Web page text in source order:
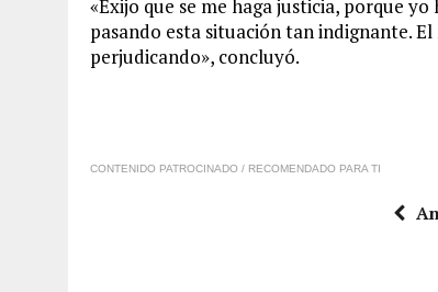
«Exijo que se me haga justicia, porque
pasando esta situación tan indignante.
perjudicando», concluyó.
CONTENIDO PATROCINADO / RECOMENDADO PARA TI